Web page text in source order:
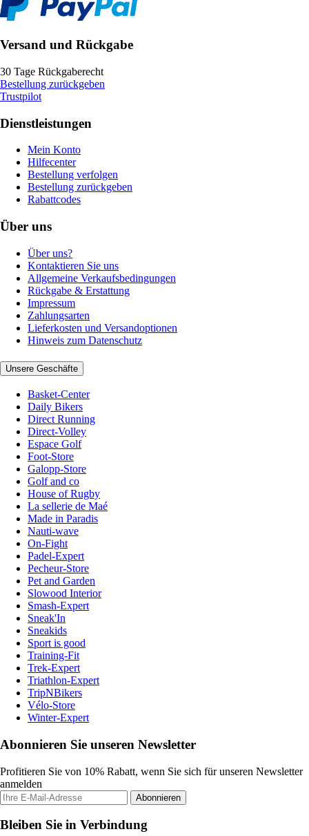
Versand und Rückgabe
30 Tage Rückgaberecht
Bestellung zurückgeben
Trustpilot
Dienstleistungen
Mein Konto
Hilfecenter
Bestellung verfolgen
Bestellung zurückgeben
Rabattcodes
Über uns
Über uns?
Kontaktieren Sie uns
Allgemeine Verkaufsbedingungen
Rückgabe & Erstattung
Impressum
Zahlungsarten
Lieferkosten und Versandoptionen
Hinweis zum Datenschutz
Unsere Geschäfte
Basket-Center
Daily Bikers
Direct Running
Direct-Volley
Espace Golf
Foot-Store
Galopp-Store
Golf and co
House of Rugby
La sellerie de Maé
Made in Paradis
Nauti-wave
On-Fight
Padel-Expert
Pecheur-Store
Pet and Garden
Slowood Interior
Smash-Expert
Sneak'In
Sneakids
Sport is good
Training-Fit
Trek-Expert
Triathlon-Expert
TripNBikers
Vélo-Store
Winter-Expert
Abonnieren Sie unseren Newsletter
Profitieren Sie von 10% Rabatt, wenn Sie sich für unseren Newsletter
anmelden
Abonnieren
Bleiben Sie in Verbindung